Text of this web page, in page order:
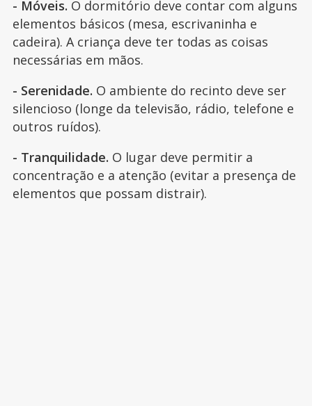
- Móveis. O dormitório deve contar com alguns
elementos básicos (mesa, escrivaninha e
cadeira). A criança deve ter todas as coisas
necessárias em mãos.
- Serenidade. O ambiente do recinto deve ser
silencioso (longe da televisão, rádio, telefone e
outros ruídos).
- Tranquilidade. O lugar deve permitir a
concentração e a atenção (evitar a presença de
elementos que possam distrair).